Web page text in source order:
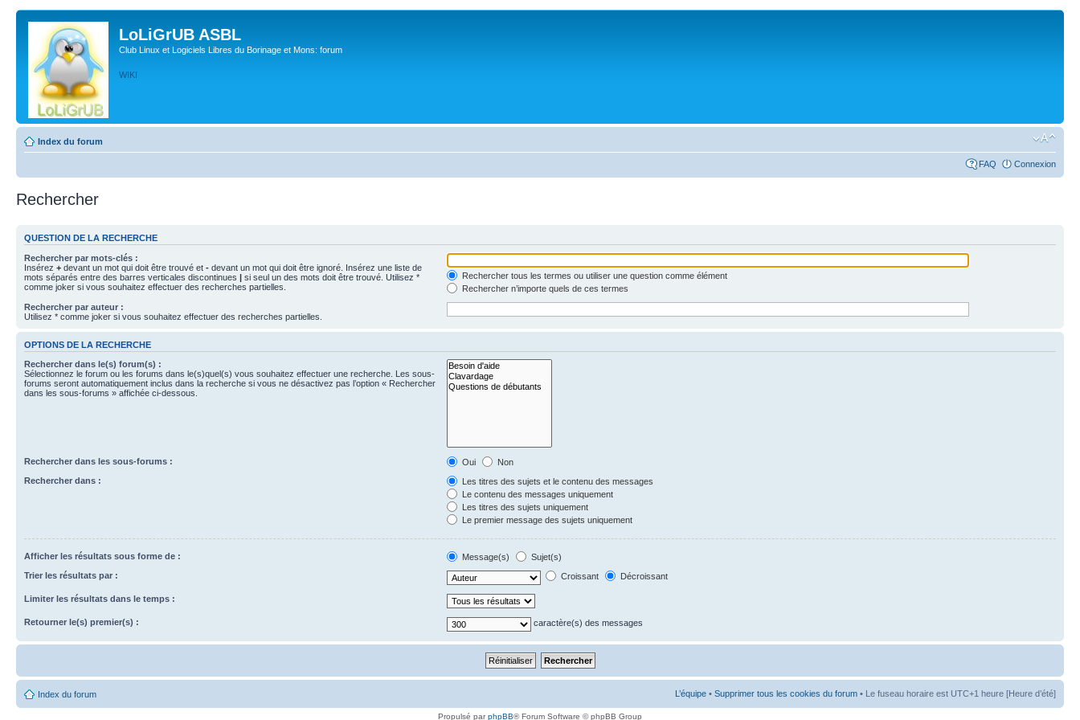
LoLiGrUB ASBL
Club Linux et Logiciels Libres du Borinage et Mons: forum
WIKI
Index du forum
FAQ Connexion
Rechercher
QUESTION DE LA RECHERCHE
Rechercher par mots-clés :
Insérez + devant un mot qui doit être trouvé et - devant un mot qui doit être ignoré. Insérez une liste de
mots séparés entre des barres verticales discontinues | si seul un des mots doit être trouvé. Utilisez *
comme joker si vous souhaitez effectuer des recherches partielles.
Rechercher tous les termes ou utiliser une question comme élément
Rechercher n’importe quels de ces termes
Rechercher par auteur :
Utilisez * comme joker si vous souhaitez effectuer des recherches partielles.
OPTIONS DE LA RECHERCHE
Rechercher dans le(s) forum(s) :
Sélectionnez le forum ou les forums dans le(s)quel(s) vous souhaitez effectuer une recherche. Les sous-
forums seront automatiquement inclus dans la recherche si vous ne désactivez pas l’option « Rechercher
dans les sous-forums » affichée ci-dessous.
Rechercher dans les sous-forums : Oui
Non
Rechercher dans :
Les titres des sujets et le contenu des messages
Le contenu des messages uniquement
Les titres des sujets uniquement
Le premier message des sujets uniquement
Afficher les résultats sous forme de : Message(s)
Sujet(s)
Trier les résultats par :
Croissant Décroissant
Limiter les résultats dans le temps :
Retourner le(s) premier(s) : caractère(s) des messages
Index du forum L’équipe • Supprimer tous les cookies du forum • Le fuseau horaire est UTC+1 heure [Heure d’été]
Propulsé parphpBB® Forum Software © phpBB Group